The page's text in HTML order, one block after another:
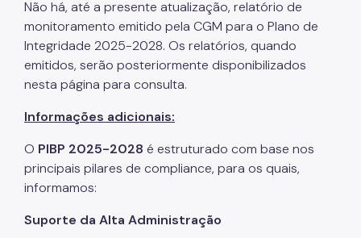
Não há, até a presente atualização, relatório de
monitoramento emitido pela CGM para o Plano de
Integridade 2025-2028. Os relatórios, quando
emitidos, serão posteriormente disponibilizados
nesta página para consulta.
Informações adicionais:
O PIBP 2025-2028 é estruturado com base nos
principais pilares de compliance, para os quais,
informamos:
Suporte da Alta Administração